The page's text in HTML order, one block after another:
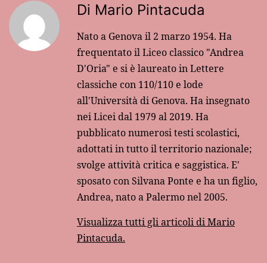
Di Mario Pintacuda
Nato a Genova il 2 marzo 1954. Ha
frequentato il Liceo classico "Andrea
D'Oria" e si è laureato in Lettere
classiche con 110/110 e lode
all'Università di Genova. Ha insegnato
nei Licei dal 1979 al 2019. Ha
pubblicato numerosi testi scolastici,
adottati in tutto il territorio nazionale;
svolge attività critica e saggistica. E'
sposato con Silvana Ponte e ha un figlio,
Andrea, nato a Palermo nel 2005.
Visualizza tutti gli articoli di Mario
Pintacuda.